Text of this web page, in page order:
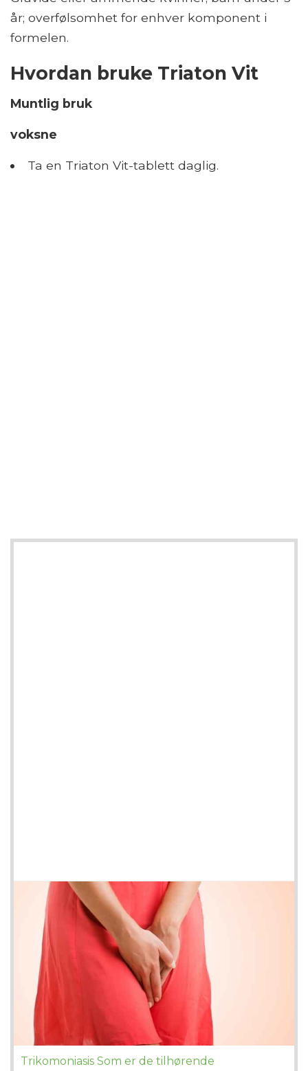
år; overfølsomhet for enhver komponent i
formelen.
Hvordan bruke Triaton Vit
Muntlig bruk
voksne
Ta en Triaton Vit-tablett daglig.
Trikomoniasis Som er de tilhørende